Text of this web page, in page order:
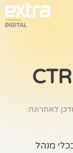
לאחרונה:
מנהל